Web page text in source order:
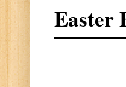
Easter